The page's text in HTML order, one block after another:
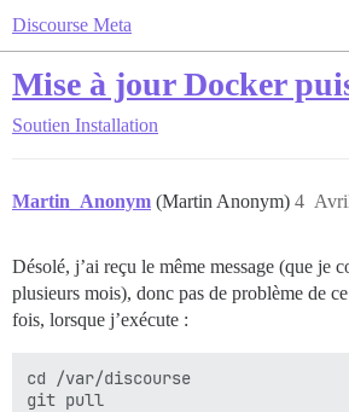
Discourse Meta
Mise à jour Docker
Soutien Installation
Martin_Anonym (Martin Anonym) 4
Désolé, j’ai reçu le même message (que je
plusieurs mois), donc pas de problème de
fois, lorsque j’exécute :
cd /var/discourse
git pull